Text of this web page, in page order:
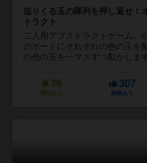
迫りくる玉の隊列を押し返せ！
トラクト
二人用アブストラクトゲーム
のボードにそれぞれの色の玉を
の色の玉を一マスずつ動かしま
76
興味あり
307
経験あり